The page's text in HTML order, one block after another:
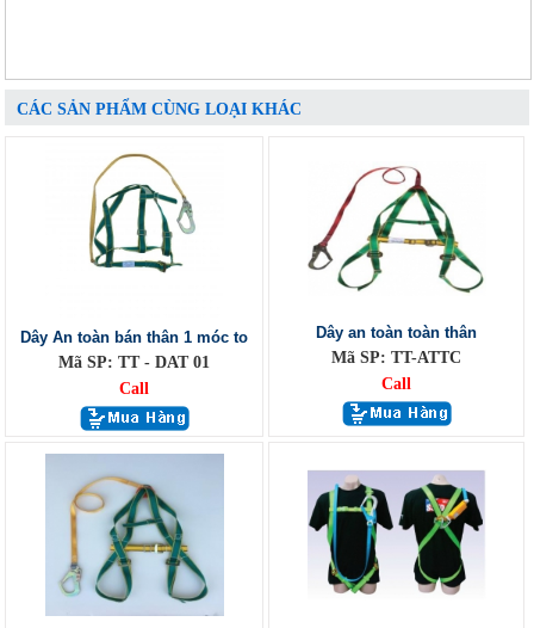
CÁC SẢN PHẨM CÙNG LOẠI KHÁC
Dây An toàn bán thân 1 móc to
Mã SP: TT - DAT 01
Call
Dây an toàn toàn thân
Mã SP: TT-ATTC
Call